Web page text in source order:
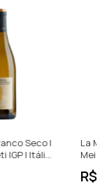
Seco |
IGP | Itália |
La
Meio
Itália